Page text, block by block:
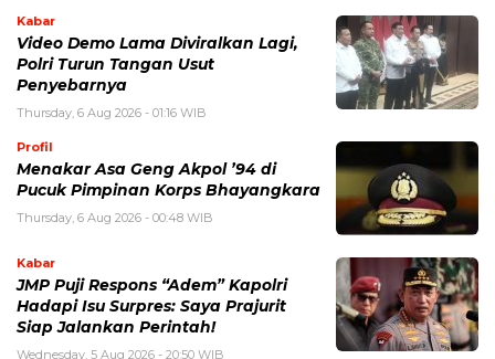
Kabar
Video Demo Lama Diviralkan Lagi,
Polri Turun Tangan Usut
Penyebarnya
Thursday, 6 Aug 2026 - 01:16 WIB
Profil
Menakar Asa Geng Akpol ’94 di
Pucuk Pimpinan Korps Bhayangkara
Thursday, 6 Aug 2026 - 00:48 WIB
Kabar
JMP Puji Respons “Adem” Kapolri
Hadapi Isu Surpres: Saya Prajurit
Siap Jalankan Perintah!
Wednesday, 5 Aug 2026 - 20:50 WIB